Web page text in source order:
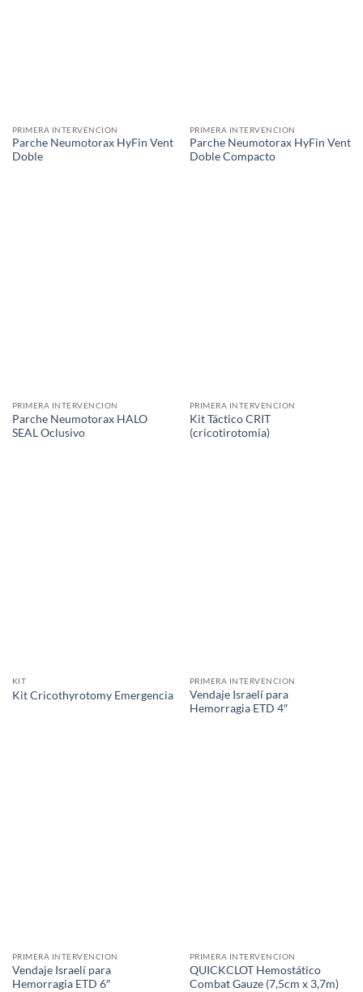
PRIMERA INTERVENCION
Parche Neumotorax HyFin Vent
Doble
PRIMERA INTERVENCION
Parche Neumotorax HyFin Vent
Doble Compacto
PRIMERA INTERVENCION
Parche Neumotorax HALO
SEAL Oclusivo
PRIMERA INTERVENCION
Kit Táctico CRIT
(cricotirotomía)
KIT
Kit Cricothyrotomy Emergencia
PRIMERA INTERVENCION
Vendaje Israelí para
Hemorragia ETD 4″
PRIMERA INTERVENCION
Vendaje Israelí para
Hemorragia ETD 6″
PRIMERA INTERVENCION
QUICKCLOT Hemostático
Combat Gauze (7,5cm x 3,7m)